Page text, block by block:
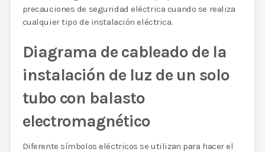
precauciones de seguridad eléctrica cuando se realiza
cualquier tipo de instalación eléctrica.
Diagrama de cableado de la
instalación de luz de un solo
tubo con balasto
electromagnético
Diferente símbolos eléctricos se utilizan para hacer el